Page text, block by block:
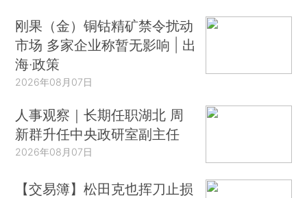
刚果（金）铜钴精矿禁令扰动
市场 多家企业称暂无影响 | 出
海·政策
2026年08月07日
人事观察｜长期任职湖北 周
新群升任中央政研室副主任
2026年08月07日
【交易簿】松田克也挥刀止损